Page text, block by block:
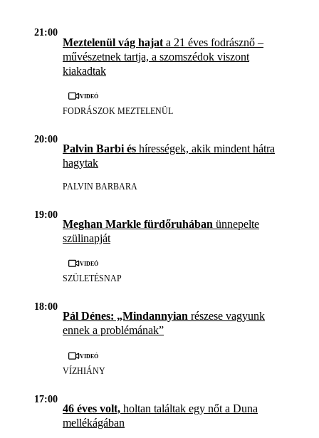
21:00
Meztelenül vág hajat a 21 éves fodrásznő –
művészetnek tartja, a szomszédok viszont
kiakadtak
Videó
FODRÁSZOK MEZTELENÜL
20:00
Palvin Barbi és hírességek, akik mindent hátra
hagytak
PALVIN BARBARA
19:00
Meghan Markle fürdőruhában ünnepelte
szülinapját
Videó
SZÜLETÉSNAP
18:00
Pál Dénes: „Mindannyian részese vagyunk
ennek a problémának”
Videó
VÍZHIÁNY
17:00
46 éves volt, holtan találtak egy nőt a Duna
mellékágában